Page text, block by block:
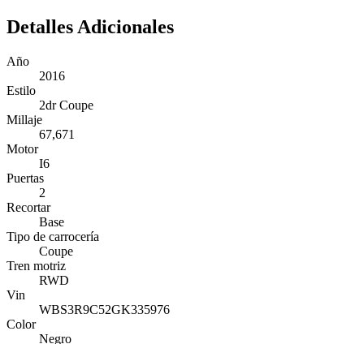
Detalles Adicionales
Año
2016
Estilo
2dr Coupe
Millaje
67,671
Motor
I6
Puertas
2
Recortar
Base
Tipo de carrocería
Coupe
Tren motriz
RWD
Vin
WBS3R9C52GK335976
Color
Negro